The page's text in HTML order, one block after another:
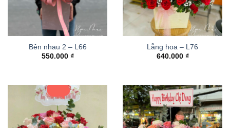
Bên nhau 2 – L66
550.000 ₫
Lẵng hoa – L76
640.000 ₫